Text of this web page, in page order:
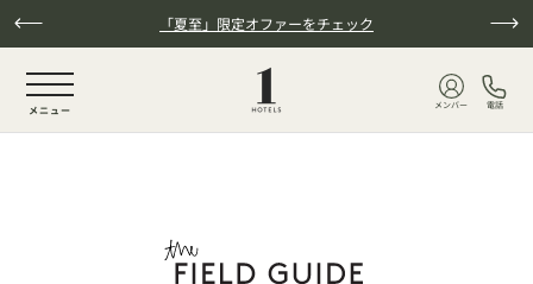
本文へスキップ 「夏至」限定オファーをチェック
NaN / 6
メニュー メンバー 電話